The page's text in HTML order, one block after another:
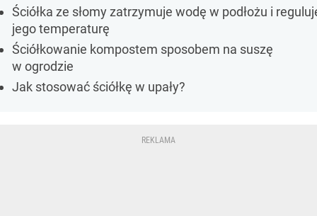
Ściółka ze słomy zatrzymuje wodę w podłożu i
jego temperaturę
Ściółkowanie kompostem sposobem na suszę
w ogrodzie
Jak stosować ściółkę w upały?